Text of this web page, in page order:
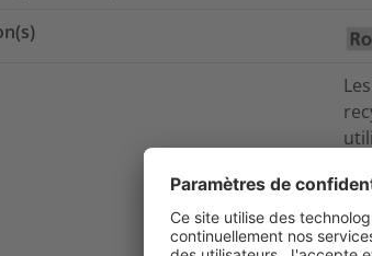
de